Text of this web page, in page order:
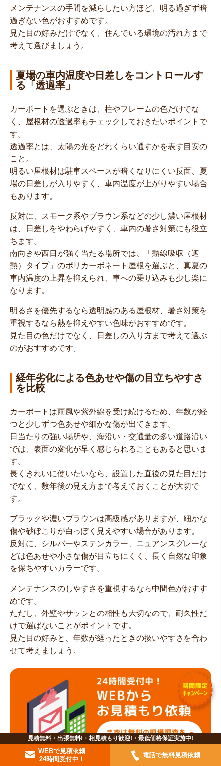
メンテナンスの手間を減らしたい方ほど、明る過ぎず暗
過ぎない色がおすすめです。
見た目の好みだけでなく、住んでいる環境の汚れ方まで
考えて選びましょう。
夏場の車内温度や日差しをコントロールす
る「透過率」
カーポートを選ぶときは、柱やフレームの色だけでな
く、屋根材の透過率もチェックしておきたいポイントで
す。
透過率とは、太陽の光をどれくらい通すかを表す目安の
こと。
明るい屋根材は駐車スペースが暗くなりにくい反面、夏
場の日差しが入りやすく、車内温度が上がりやすい場合
もあります。
反対に、スモーク系やブラウン系などの少し濃い屋根材
は、日差しをやわらげやすく、車内の暑さ対策にも役立
ちます。
南向きや西日が強く当たる場所では、「熱線吸収（遮
熱）タイプ」のポリカーボネート屋根を選ぶと、真夏の
車内温度の上昇を抑えられ、車への乗り込みも少し楽に
なります。
明るさを優先するなら透明感のある屋根材、暑さ対策を
重視するなら熱を抑えやすい色味がおすすめです。
見た目の色だけでなく、日差しの入り方まで考えて選ぶ
のがおすすめです。
経年劣化による色あせや傷の目立ちやすさ
を比較
カーポートは雨風や紫外線を受け続けるため、年数が経
つと少しずつ色あせや細かな傷が出てきます。
日当たりの強い場所や、海沿い・交通量の多い道路沿い
では、表面の変化が早く感じられることもあると思いま
す。
長くきれいに使いたいなら、設置した直後の見た目だけ
でなく、数年後の見え方まで考えておくことが大切で
す。
ブラックや濃いブラウンは高級感がありますが、細かな
傷や砂ぼこりが白っぽく見えやすい場合があります。
反対に、シルバーやステンカラー、ニュアンスグレーな
どは色あせや小さな傷が目立ちにくく、長く自然な印象
を保ちやすいカラーです。
メンテナンスのしやすさを重視するなら中間色がおすす
めです。
ただし、外壁やサッシとの相性も大切なので、耐久性だ
けで選ばないことがポイントです。
見た目の好みと、年数が経ったときの扱いやすさを合わ
せて考えましょう。
見積無料・出張無料!・相見積もり歓迎!・最低価格保証実施中!
WEBで見積依頼
24時間受付中！
電話で無料見積依頼